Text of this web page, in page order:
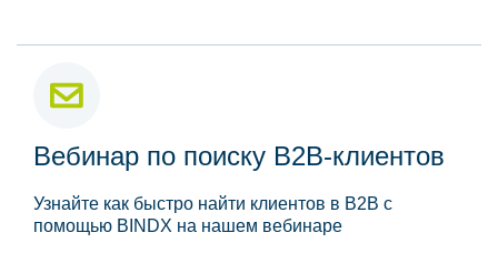
Вебинар по поиску B2B-клиентов
Узнайте как быстро найти клиентов в B2B с
помощью BINDX на нашем вебинаре